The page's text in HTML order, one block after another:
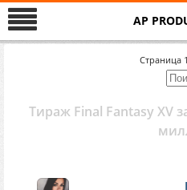
AP
Страница 1
Тираж Final Fantasy XV